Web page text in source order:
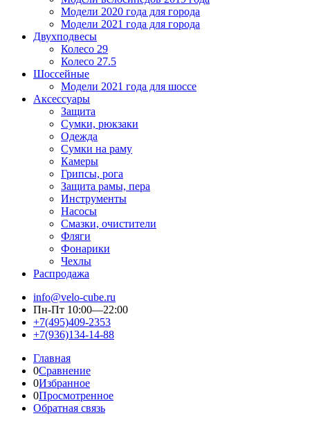
Модели 2020 года для города
Модели 2021 года для города
Двухподвесы
Колесо 29
Колесо 27.5
Шоссейные
Модели 2021 года для шоссе
Аксессуары
Защита
Сумки, рюкзаки
Одежда
Сумки на раму
Камеры
Грипсы, рога
Защита рамы, пера
Инструменты
Насосы
Смазки, очистители
Фляги
Фонарики
Чехлы
Распродажа
info@velo-cube.ru
Пн-Пт 10:00—22:00
+7(495)409-2353
+7(936)134-14-88
Главная
0Сравнение
0Избранное
0Просмотренное
Обратная связь